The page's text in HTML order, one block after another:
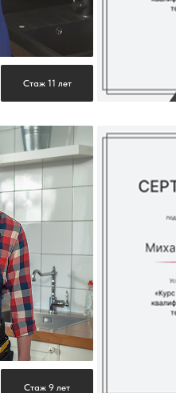
Стаж 11 лет
Стаж 9 лет